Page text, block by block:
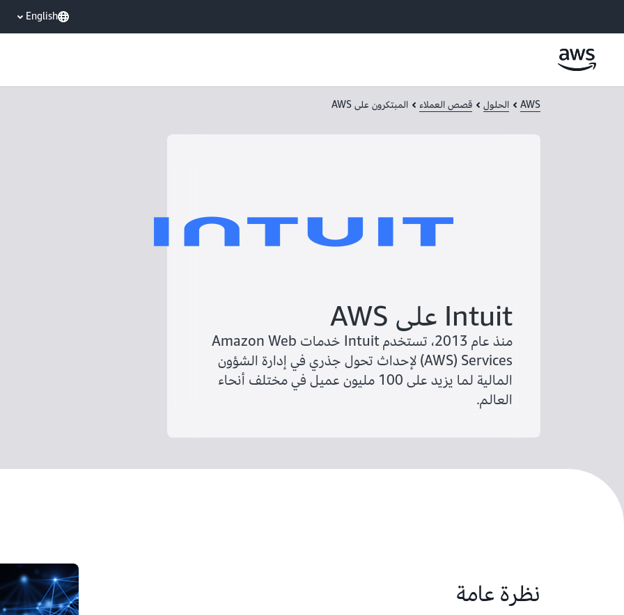
English
AWS الحلول قصص العملاء المبتكرون على AWS
Intuit على AWS
منذ عام 2013، تستخدم Intuit خدمات Amazon Web
Services ‏(AWS) لإحداث تحول جذري في إدارة الشؤون
المالية لما يزيد على 100 مليون عميل في مختلف أنحاء
العالم.
نظرة عامة